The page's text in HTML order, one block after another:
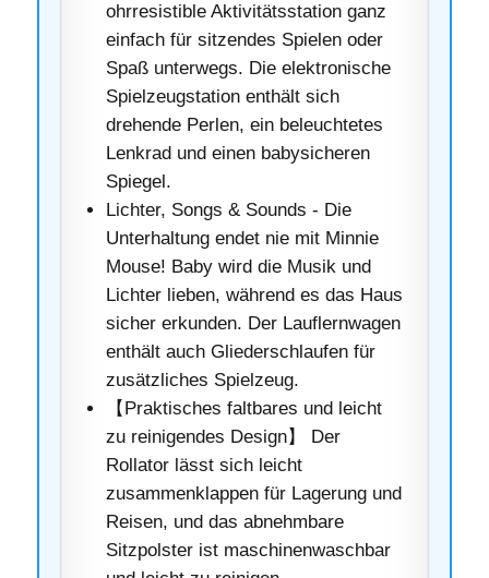
ohrresistible Aktivitätsstation ganz
einfach für sitzendes Spielen oder
Spaß unterwegs. Die elektronische
Spielzeugstation enthält sich
drehende Perlen, ein beleuchtetes
Lenkrad und einen babysicheren
Spiegel.
Lichter, Songs & Sounds - Die
Unterhaltung endet nie mit Minnie
Mouse! Baby wird die Musik und
Lichter lieben, während es das Haus
sicher erkunden. Der Lauflernwagen
enthält auch Gliederschlaufen für
zusätzliches Spielzeug.
【Praktisches faltbares und leicht
zu reinigendes Design】 Der
Rollator lässt sich leicht
zusammenklappen für Lagerung und
Reisen, und das abnehmbare
Sitzpolster ist maschinenwaschbar